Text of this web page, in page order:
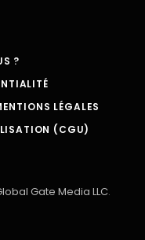
?
LÉGALES
(CGU)
Gate Media LLC.